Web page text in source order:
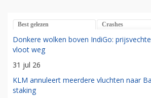
Best gelezen Crashes
Donkere wolken boven IndiGo:
vloot weg
31 jul 26
KLM annuleert meerdere vluchten naar
staking